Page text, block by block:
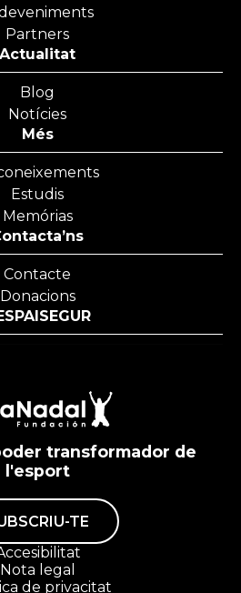
Partners
Actualitat
Blog
Notícies
Més
Estudis
Memórias
Contacte
Donacions
transformador de
l'esport
TE
Nota legal
de privacitat